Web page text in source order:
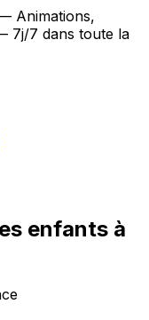
Animations,
7j/7 dans toute la
enfants à